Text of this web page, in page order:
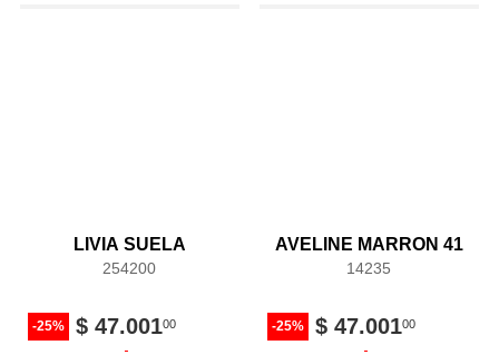
LIVIA SUELA
254200
-25% $ 47.00100
AVELINE MARRON 41
14235
-25% $ 47.00100